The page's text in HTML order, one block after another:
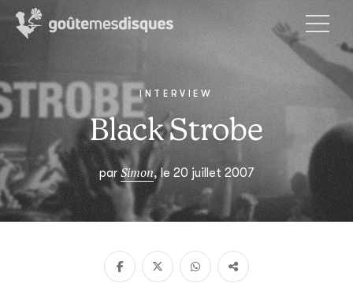
INTERVIEW
Black Strobe
parSimon, le 20 juillet 2007